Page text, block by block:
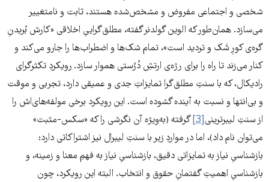
شخصی و اجتماعی مفروض و مشخص‌شده هستند، ثابت و نامتغییر
می‌سازد. همان‌طور که الوین گولدنر گفته، مطلق‌گراییِ اخلاقی «کارش بُریدنِ
گره‌ی کورِ شَک و تردید است»، تمام شک‌ها و اضطراب‌ها را جارو می‌کند و
کنار می‌زند تا راه را برای رژه‌ی ارتشِ دُرُستی هموار سازد. رویکردِ تکثرگرای
رادیکال، که با سنتِ مطلق‌گرا تمایزاتِ جدی و عمیقی دارد، تجربی و موقت
و بی‌انتها و نسبت به آینده گشوده است. این رویکرد برخی مولفه‌های‌اش را
از سنتِ لیبرترینی[3]
گرفته (به‌ویژه آن نگرشی را که «سکس-مثبت»
می‌توان نام داد)، اما در مواردِ زیر با سنتِ لیبرال نیز اشتراکاتی دارد:
بازشناسیِ نیاز به تمایزاتی دقیق، بازشناسیِ نیاز به فهمِ معنا و زمینه، و
بازشناسیِ اهمیتِ گفتمانِ حقوق و انتخاب. البته این رویکرد، چون